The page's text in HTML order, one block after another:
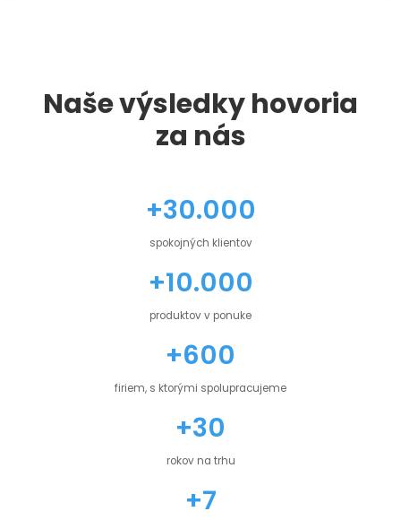
Naše výsledky hovoria
za nás
+30.000
spokojných klientov
+10.000
produktov v ponuke
+600
firiem, s ktorými spolupracujeme
+30
rokov na trhu
+7